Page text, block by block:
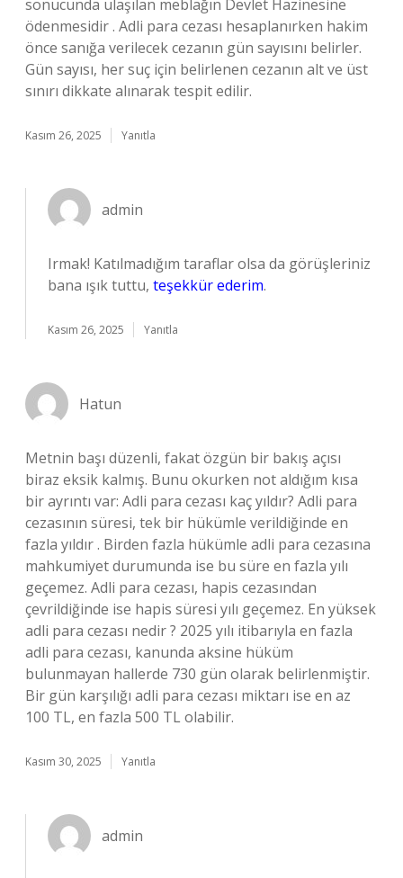
sonucunda ulaşılan meblağın Devlet Hazinesine
ödenmesidir . Adli para cezası hesaplanırken hakim
önce sanığa verilecek cezanın gün sayısını belirler.
Gün sayısı, her suç için belirlenen cezanın alt ve üst
sınırı dikkate alınarak tespit edilir.
Kasım 26, 2025 Yanıtla
admin
Irmak! Katılmadığım taraflar olsa da görüşleriniz
bana ışık tuttu, teşekkür ederim.
Kasım 26, 2025 Yanıtla
Hatun
Metnin başı düzenli, fakat özgün bir bakış açısı
biraz eksik kalmış. Bunu okurken not aldığım kısa
bir ayrıntı var: Adli para cezası kaç yıldır? Adli para
cezasının süresi, tek bir hükümle verildiğinde en
fazla yıldır . Birden fazla hükümle adli para cezasına
mahkumiyet durumunda ise bu süre en fazla yılı
geçemez. Adli para cezası, hapis cezasından
çevrildiğinde ise hapis süresi yılı geçemez. En yüksek
adli para cezası nedir ? 2025 yılı itibarıyla en fazla
adli para cezası, kanunda aksine hüküm
bulunmayan hallerde 730 gün olarak belirlenmiştir.
Bir gün karşılığı adli para cezası miktarı ise en az
100 TL, en fazla 500 TL olabilir.
Kasım 30, 2025 Yanıtla
admin